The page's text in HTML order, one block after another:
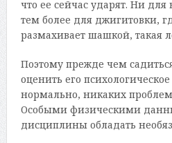
что ее сейчас ударят. Ни
тем более для джигитовки,
размахивает шашкой, такая
Поэтому прежде чем
оценить его
нормально, никаких
Особыми физическими
дисциплины обладать